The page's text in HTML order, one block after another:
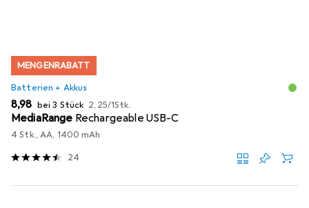
MENGENRABATT
Batterien + Akkus
EUR
8,98 bei 3 Stück EUR
2,25/1Stk.
MediaRange Rechargeable USB-C
4 Stk., AA, 1400 mAh
24